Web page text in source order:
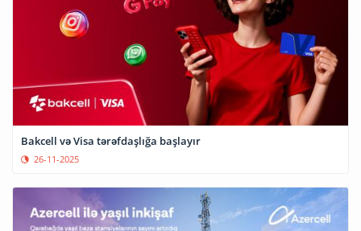
Bakcell və Visa tərəfdaşlığa başlayır
26-11-2025